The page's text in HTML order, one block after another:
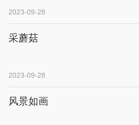
2023-09-28
采蘑菇
2023-09-28
风景如画